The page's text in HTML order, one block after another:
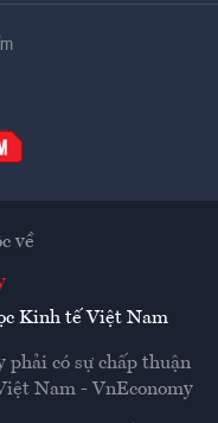
về
Kinh tế Việt Nam
có sự chấp thuận
Nam - VnEconomy